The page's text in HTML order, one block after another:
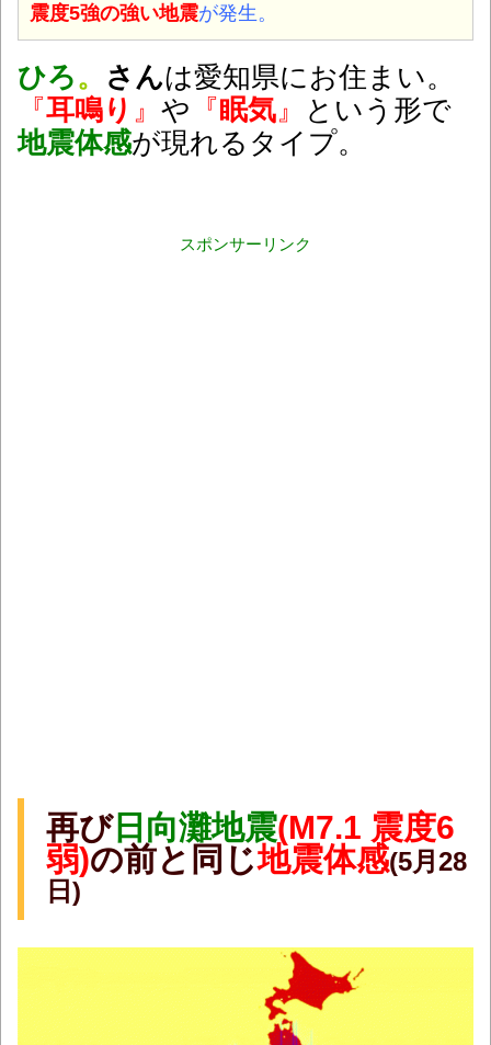
震度5強の強い地震が発生。
ひろ。 さんは愛知県にお住まい。
『耳鳴り 』 や 『眠気 』
という形で
地震体感が現れるタイプ。
スポンサーリンク
再び日向灘地震(M7.1 震度6
弱)の前と同じ地震体感(5月28
日)